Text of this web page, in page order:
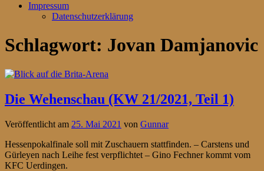
Impressum
Datenschutzerklärung
Schlagwort: Jovan Damjanovic
Die Wehenschau (KW 21/2021, Teil 1)
Veröffentlicht am 25. Mai 2021 von Gunnar
Hessenpokalfinale soll mit Zuschauern stattfinden. – Carstens und
Gürleyen nach Leihe fest verpflichtet – Gino Fechner kommt vom
KFC Uerdingen.